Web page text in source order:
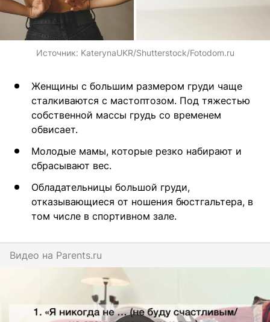
Источник: KaterynaUKR/Shutterstock/Fotodom.ru
Женщины с большим размером груди чаще
сталкиваются с мастоптозом. Под тяжестью
собственной массы грудь со временем
обвисает.
Молодые мамы, которые резко набирают и
сбрасывают вес.
Обладательницы большой груди,
отказывающиеся от ношения бюстгальтера, в
том числе в спортивном зале.
Видео на parents.ru